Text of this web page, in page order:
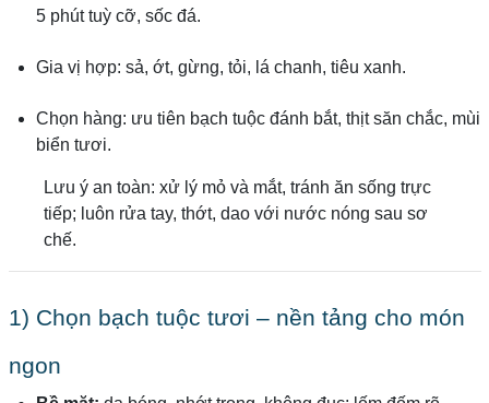
5 phút tuỳ cỡ, sốc đá.
Gia vị hợp: sả, ớt, gừng, tỏi, lá chanh, tiêu xanh.
Chọn hàng: ưu tiên bạch tuộc đánh bắt, thịt săn chắc, mùi
biển tươi.
Lưu ý an toàn: xử lý mỏ và mắt, tránh ăn sống trực
tiếp; luôn rửa tay, thớt, dao với nước nóng sau sơ
chế.
1) Chọn bạch tuộc tươi – nền tảng cho món
ngon